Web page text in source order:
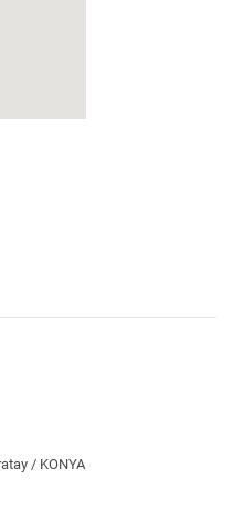
/ KONYA